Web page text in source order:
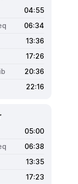
04:55
06:34
13:36
17:26
20:36
22:16
05:00
06:38
13:35
17:23